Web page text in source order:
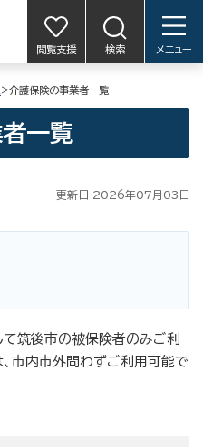
閲覧支援 検索 メニュー
>介護保険の事業者一覧
一覧
更新日 2026年07月03日
て筑後市の被保険者のみご利
市内市外問わずご利用可能で